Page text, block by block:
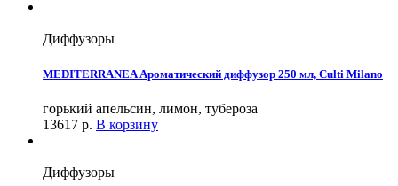
Диффузоры
MEDITERRANEA Ароматический диффузор 250 мл, Culti Milano
горький апельсин, лимон, тубероза
13617 р. В корзину
Диффузоры